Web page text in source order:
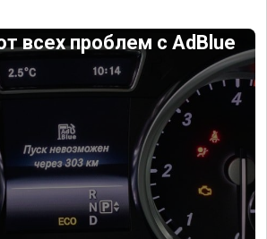
всех проблем с AdBlue